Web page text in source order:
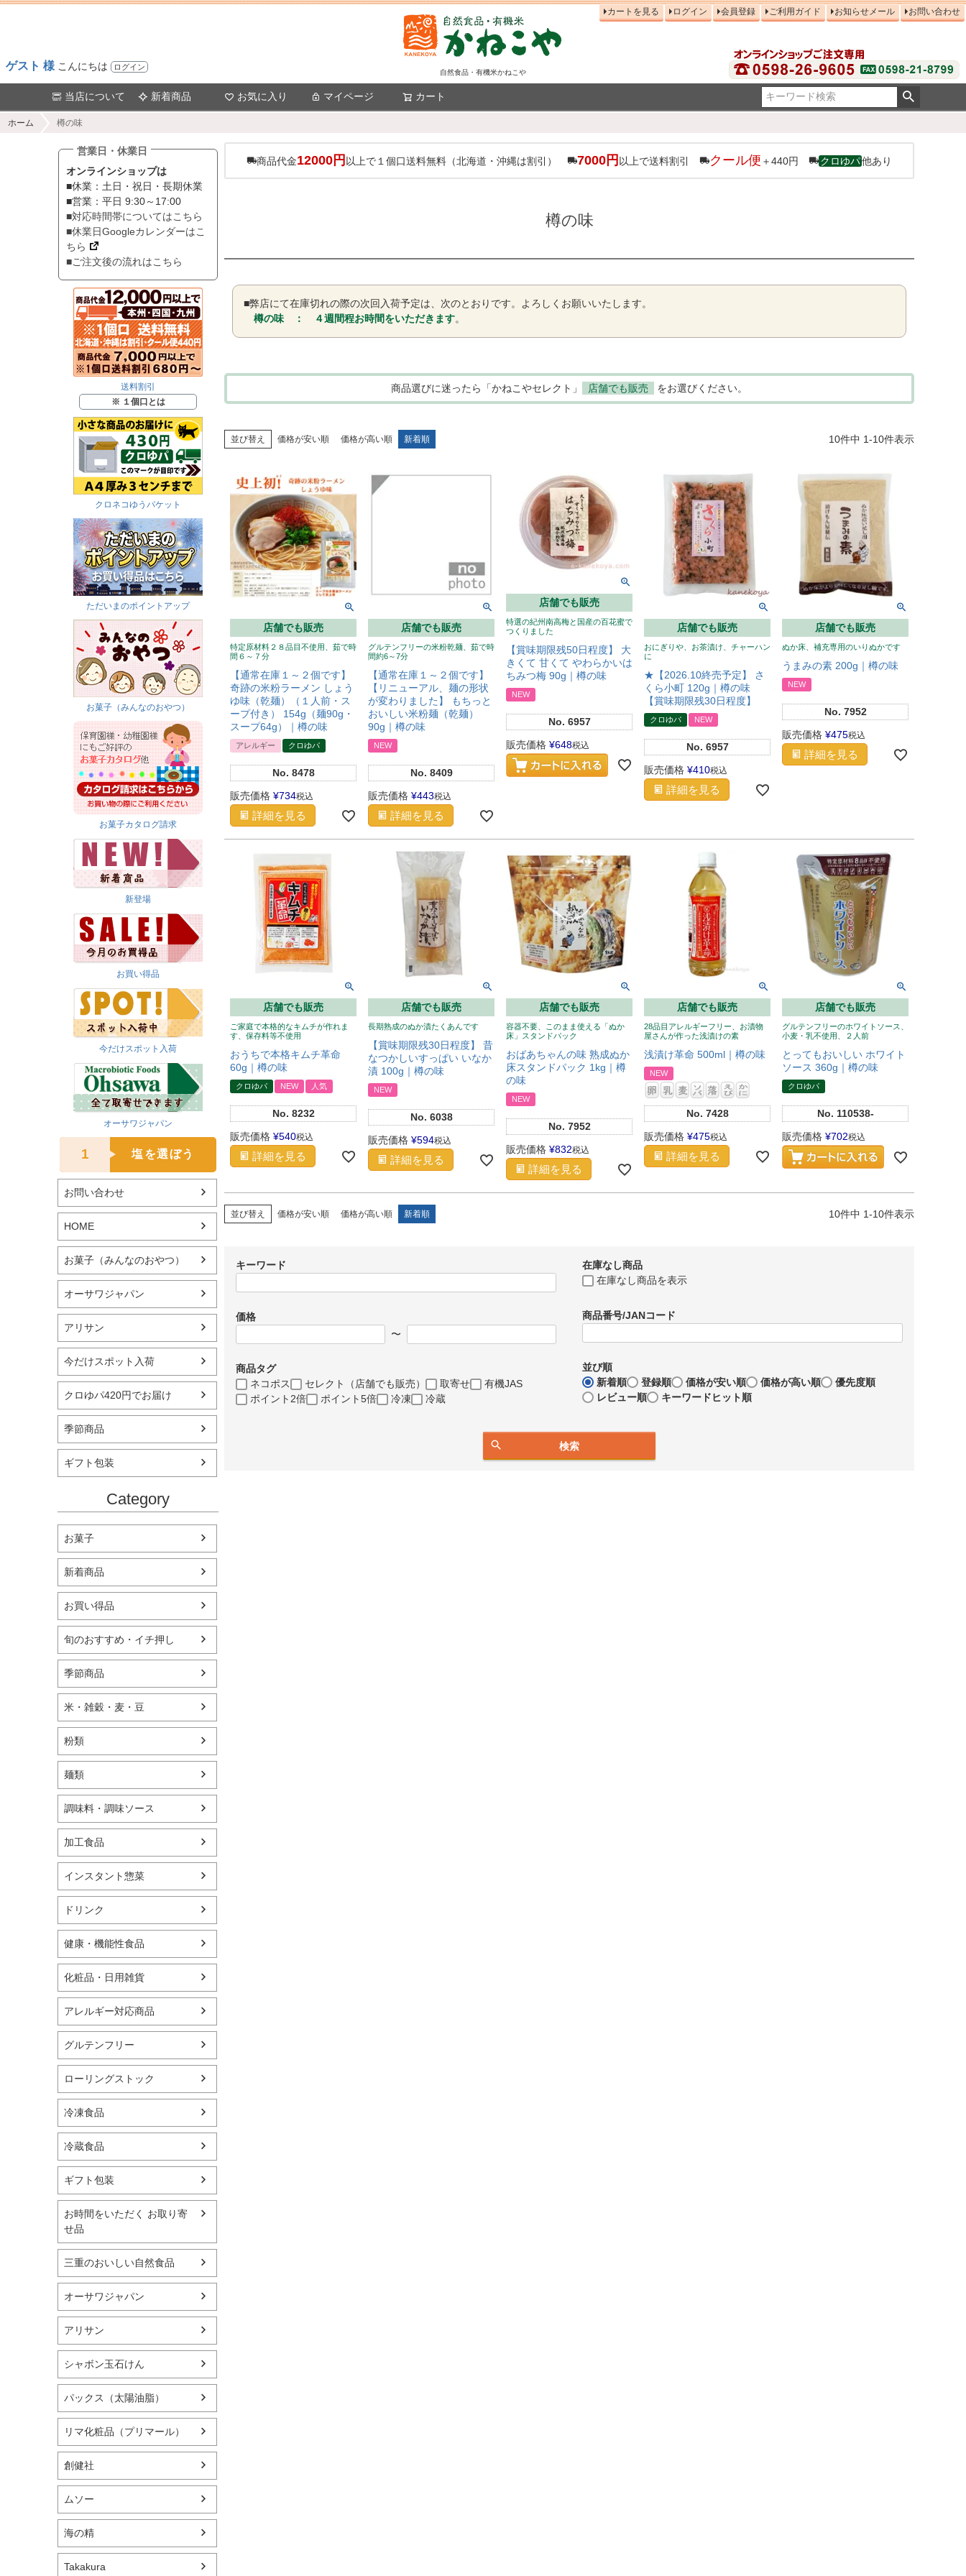
ゲスト 様 こんにちは ログイン
自然食品・有機米かねこや
カートを見る ログイン 会員登録 ご利用ガイド お知らせメール お問い合わせ
当店について 新着商品 お気に入り マイページ カート
ホーム 樽の味
営業日・休業日
オンラインショップは
■休業：土日・祝日・長期休業
■営業：平日 9:30～17:00
■対応時間帯についてはこちら
■休業日Googleカレンダーはこ
ちら
■ご注文後の流れはこちら
送料割引
※ １個口とは
クロネコゆうパケット
ただいまのポイントアップ
お菓子（みんなのおやつ）
お菓子カタログ請求
新登場
お買い得品
今だけスポット入荷
オーサワジャパン
1 塩を選ぼう
お問い合わせ
HOME
お菓子（みんなのおやつ）
オーサワジャパン
アリサン
今だけスポット入荷
クロゆパ420円でお届け
季節商品
ギフト包装
Category
お菓子
新着商品
お買い得品
旬のおすすめ・イチ押し
季節商品
米・雑穀・麦・豆
粉類
麺類
調味料・調味ソース
加工食品
インスタント惣菜
ドリンク
健康・機能性食品
化粧品・日用雑貨
アレルギー対応商品
グルテンフリー
ローリングストック
冷凍食品
冷蔵食品
ギフト包装
お時間をいただく お取り寄
せ品
三重のおいしい自然食品
オーサワジャパン
アリサン
シャボン玉石けん
パックス（太陽油脂）
リマ化粧品（プリマール）
創健社
ムソー
海の精
Takakura
商品代金12000円 以上で１個口送料無料（北海道・沖縄は割引） 7000円 以上で送料割引 クール便 ＋440円 クロゆパ他あり
樽の味
■弊店にて在庫切れの際の次回入荷予定は、次のとおりです。よろしくお願いいたします。
樽の味 ： ４週間程お時間をいただきます。
商品選びに迷ったら「かねこやセレクト」 店舗でも販売 をお選びください。
並び替え 価格が安い順 価格が高い順 新着順 10件中 1-10件表示
店舗でも販売
特定原材料２８品目不使用、茹で時
間６～７分
【通常在庫１～２個です】
奇跡の米粉ラーメン しょう
ゆ味（乾麺）（１人前・ス
ープ付き） 154g（麺90g・
スープ64g）｜樽の味
アレルギー クロゆパ
No. 8478
販売価格 ¥734税込
詳細を見る
店舗でも販売
グルテンフリーの米粉乾麺、茹で時
間約6～7分
【通常在庫１～２個です】
【リニューアル、麺の形状
が変わりました】 もちっと
おいしい米粉麺（乾麺）
90g｜樽の味
NEW
No. 8409
販売価格 ¥443税込
詳細を見る
店舗でも販売
特選の紀州南高梅と国産の百花蜜で
つくりました
【賞味期限残50日程度】 大
きくて 甘くて やわらかいは
ちみつ梅 90g｜樽の味
NEW
No. 6957
販売価格 ¥648税込
店舗でも販売
おにぎりや、お茶漬け、チャーハン
に
★【2026.10終売予定】 さ
くら小町 120g｜樽の味
【賞味期限残30日程度】
クロゆパ NEW
No. 6957
販売価格 ¥410税込
詳細を見る
店舗でも販売
ぬか床、補充専用のいりぬかです
うまみの素 200g｜樽の味
NEW
No. 7952
販売価格 ¥475税込
詳細を見る
店舗でも販売
ご家庭で本格的なキムチが作れま
す、保存料等不使用
おうちで本格キムチ革命
60g｜樽の味
クロゆパ NEW 人気
No. 8232
販売価格 ¥540税込
詳細を見る
店舗でも販売
長期熟成のぬか漬たくあんです
【賞味期限残30日程度】 昔
なつかしいすっぱい いなか
漬 100g｜樽の味
NEW
No. 6038
販売価格 ¥594税込
詳細を見る
店舗でも販売
容器不要、このまま使える「ぬか
床」スタンドパック
おばあちゃんの味 熟成ぬか
床スタンドパック 1kg｜樽
の味
NEW
No. 7952
販売価格 ¥832税込
詳細を見る
店舗でも販売
28品目アレルギーフリー、お漬物
屋さんが作った浅漬けの素
浅漬け革命 500ml｜樽の味
NEW
No. 7428
販売価格 ¥475税込
詳細を見る
店舗でも販売
グルテンフリーのホワイトソース、
小麦・乳不使用、２人前
とってもおいしい ホワイト
ソース 360g｜樽の味
クロゆパ
No. 110538-
販売価格 ¥702税込
並び替え 価格が安い順 価格が高い順 新着順 10件中 1-10件表示
キーワード
価格
〜
商品タグ
ネコポス
セレクト（店舗でも販売） 取寄せ
有機JAS
ポイント2倍
ポイント5倍 冷凍 冷蔵
在庫なし商品
在庫なし商品を表示
商品番号/JANコード
並び順
新着順
登録順 価格が安い順 価格が高い順
優先度順
レビュー順
キーワードヒット順
検索